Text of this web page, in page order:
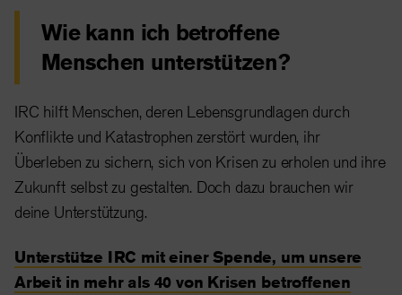
Wie kann ich betroffene
Menschen unterstützen?
IRC hilft Menschen, deren Lebensgrundlagen durch
Konflikte und Katastrophen zerstört wurden, ihr
Überleben zu sichern, sich von Krisen zu erholen und ihre
Zukunft selbst zu gestalten. Doch dazu brauchen wir
deine Unterstützung.
Unterstütze IRC mit einer Spende, um unsere
Arbeit in mehr als 40 von Krisen betroffenen